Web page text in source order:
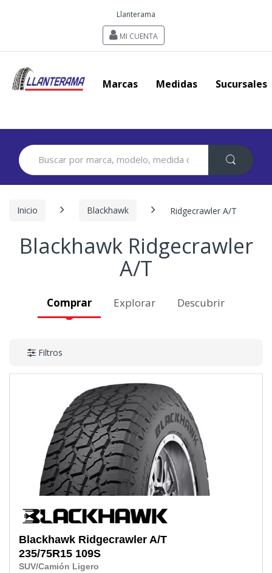
Llanterama
MI CUENTA
Marcas Medidas Sucursales
Search
for:
Inicio Blackhawk Ridgecrawler A/T
Blackhawk Ridgecrawler
A/T
Comprar Explorar Descubrir
Filtros
Blackhawk Ridgecrawler A/T
235/75R15 109S
SUV/Camión Ligero